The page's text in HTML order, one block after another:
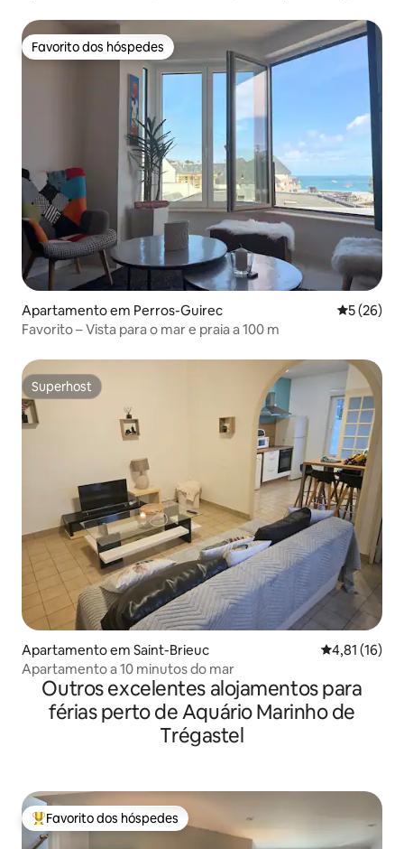
Favorito dos hóspedes
Favorito dos hóspedes
Apartamento em Perros-Guirec
5 (26)
Favorito – Vista para o mar e praia a 100 m
Superhost
Superhost
Apartamento em Saint-Brieuc
4,81 (16)
Apartamento a 10 minutos do mar
Outros excelentes alojamentos para
férias perto de Aquário Marinho de
Trégastel
Favoritos dos hóspedes mais apreciados
Favorito dos hóspedes